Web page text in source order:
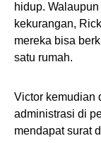
hidup.
kekurangan,
mereka bisa
satu rumah.
Victor kemudian
administrasi di
mendapat surat